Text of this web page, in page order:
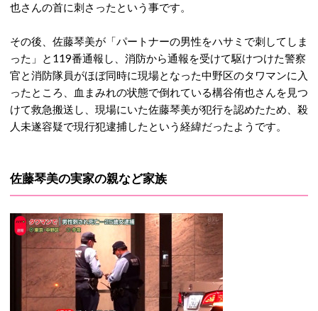
也さんの首に刺さったという事です。
その後、佐藤琴美が「パートナーの男性をハサミで刺してしま
った」と119番通報し、消防から通報を受けて駆けつけた警察
官と消防隊員がほぼ同時に現場となった中野区のタワマンに入
ったところ、血まみれの状態で倒れている構谷侑也さんを見つ
けて救急搬送し、現場にいた佐藤琴美が犯行を認めたため、殺
人未遂容疑で現行犯逮捕したという経緯だったようです。
佐藤琴美の実家の親など家族